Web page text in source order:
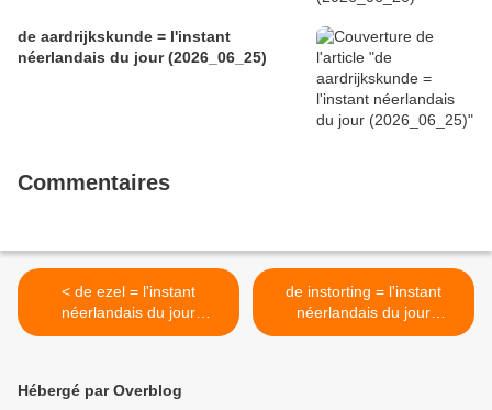
de aardrijkskunde = l'instant
néerlandais du jour (2026_06_25)
Commentaires
< de ezel = l'instant
néerlandais du jour
(2024_12_06)
de instorting = l'instant
néerlandais du jour
(2024_12_10) >
Hébergé par Overblog